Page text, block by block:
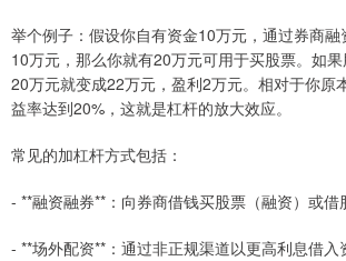
举个例子：假设你自有资金10万元，通过券商融
10万元，那么你就有20万元可用于买股票。如
20万元就变成22万元，盈利2万元。相对于你原
益率达到20%，这就是杠杆的放大效应。
常见的加杠杆方式包括：
- **融资融券**：向券商借钱买股票（融资）或借
- **场外配资**：通过非正规渠道以更高利息借入